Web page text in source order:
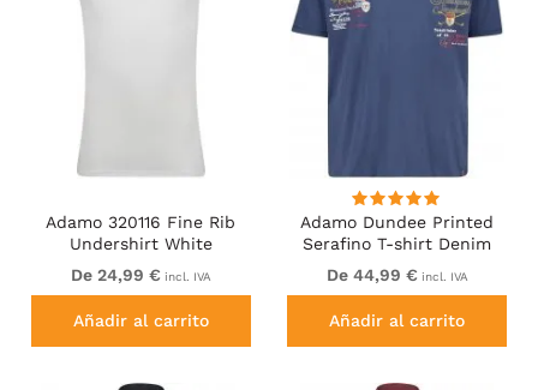
Adamo 320116 Fine Rib
Undershirt White
De 24,99 € incl. IVA
Añadir al carrito
Adamo Dundee Printed
Serafino T-shirt Denim
Blue
De 44,99 € incl. IVA
Añadir al carrito